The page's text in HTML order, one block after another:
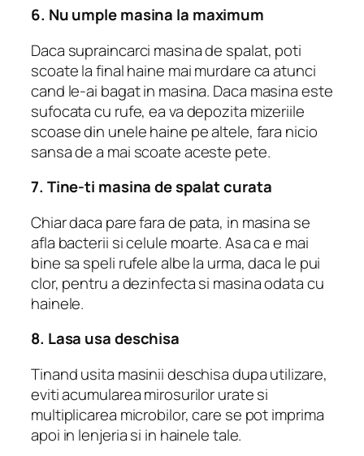
6. Nu umple masina la maximum
Daca supraincarci masina de spalat, poti
scoate la final haine mai murdare ca atunci
cand le-ai bagat in masina. Daca masina este
sufocata cu rufe, ea va depozita mizeriile
scoase din unele haine pe altele, fara nicio
sansa de a mai scoate aceste pete.
7. Tine-ti masina de spalat curata
Chiar daca pare fara de pata, in masina se
afla bacterii si celule moarte. Asa ca e mai
bine sa speli rufele albe la urma, daca le pui
clor, pentru a dezinfecta si masina odata cu
hainele.
8. Lasa usa deschisa
Tinand usita masinii deschisa dupa utilizare,
eviti acumularea mirosurilor urate si
multiplicarea microbilor, care se pot imprima
apoi in lenjeria si in hainele tale.